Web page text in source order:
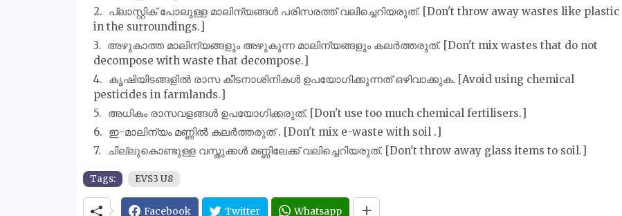
പ്ലാസ്റ്റിക് പോലുള്ള മാലിന്യങ്ങൾ പരിസരത്ത് വലിച്ചെറിയരുത്. [Don't throw away wastes like plastic
in the surroundings.]
അഴുകാത്ത മാലിന്യങ്ങളും അഴുകുന്ന മാലിന്യങ്ങളും കലർത്തരുത്. [Don't mix wastes that do not
decompose with waste that decompose.]
കൃഷിയിടങ്ങളിൽ രാസ കീടനാശിനികൾ ഉപയോഗിക്കുന്നത് ഒഴിവാക്കുക. [Avoid using chemical
pesticides in farmlands.]
അധികം രാസവളങ്ങൾ ഉപയോഗിക്കരുത്. [Don't use too much chemical fertilisers.]
ഇ-മാലിന്യം മണ്ണിൽ കലർത്തരുത് . [Don't mix e-waste with soil .]
ചില്ലുകൊണ്ടുള്ള വസ്തുക്കൾ മണ്ണിലേക്ക് വലിച്ചെറിയരുത്. [Don't throw away glass items to soil.]
Tags: EVS3 U8
Facebook Twitter Whatsapp